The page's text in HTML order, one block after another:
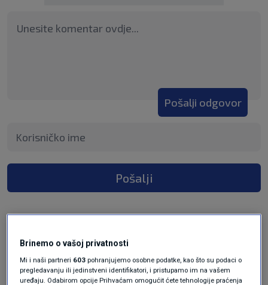
Pošalji odgovor
Pošalji
Brinemo o vašoj privatnosti
Mi i naši partneri 603 pohranjujemo osobne podatke, kao što su podaci o
pregledavanju ili jedinstveni identifikatori, i pristupamo im na vašem
uređaju. Odabirom opcije Prihvaćam omogućit ćete tehnologije praćenja